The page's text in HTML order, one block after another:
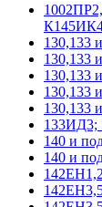
130,133
130,133
130,133
130,133
130,133
133ИД3;
140 и
140 и